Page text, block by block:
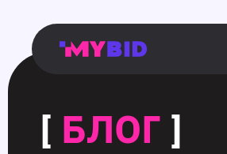
Главная
Гибкий
таргетинг
Возможности
Форматы
TMA
Главная
Домонетизация
TMA
Блог
Главная
страница
Main
page
Flexible
targeting
Opportunities
Formats
TMA
Main
page
Extra
monetization
TMA
Blog
Main
page
[ БЛОГ ]